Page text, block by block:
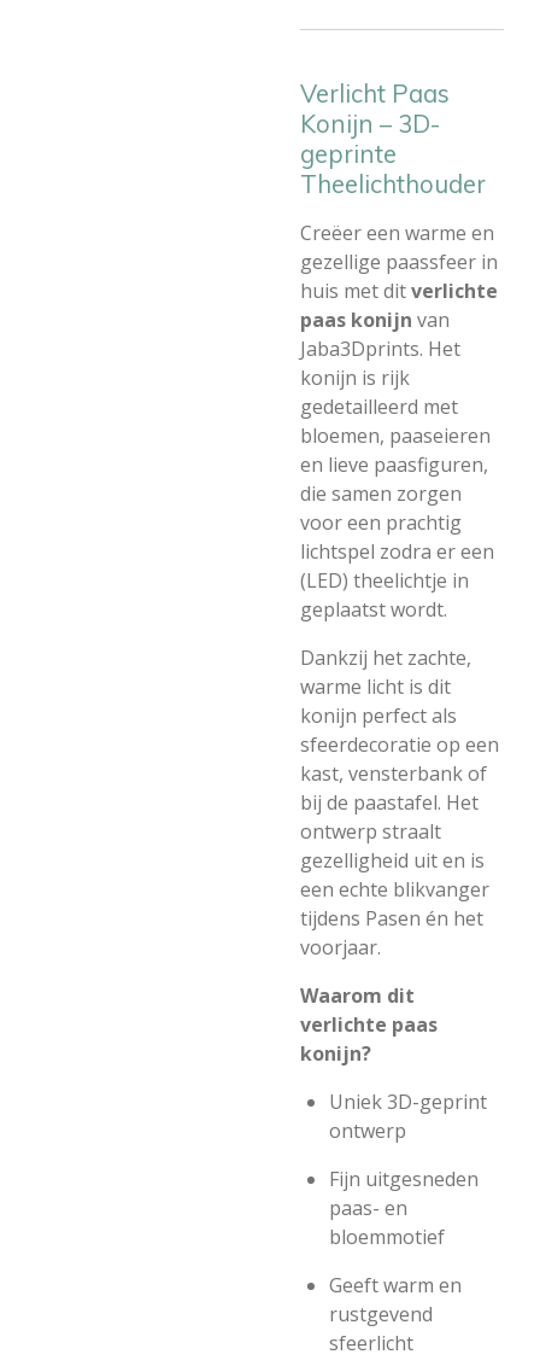
Verlicht Paas
Konijn – 3D-
geprinte
Theelichthouder
Creëer een warme en
gezellige paassfeer in
huis met ditverlichte
paas konijn van
Jaba3Dprints. Het
konijn is rijk
gedetailleerd met
bloemen, paaseieren
en lieve paasfiguren,
die samen zorgen
voor een prachtig
lichtspel zodra er een
(LED) theelichtje in
geplaatst wordt.
Dankzij het zachte,
warme licht is dit
konijn perfect als
sfeerdecoratie op een
kast, vensterbank of
bij de paastafel. Het
ontwerp straalt
gezelligheid uit en is
een echte blikvanger
tijdens Pasen én het
voorjaar.
Waarom dit
verlichte paas
konijn?
Uniek 3D-geprint
ontwerp
Fijn uitgesneden
paas- en
bloemmotief
Geeft warm en
rustgevend
sfeerlicht